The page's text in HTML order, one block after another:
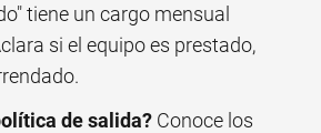
tiene un cargo mensual
si el equipo es prestado,
de salida? Conoce los